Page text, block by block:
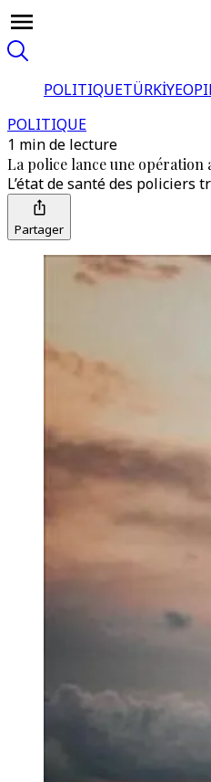
POLITIQUETÜRKİYE
POLITIQUE
1 min de lecture
La police lance une
L’état de santé des policiers
Partager